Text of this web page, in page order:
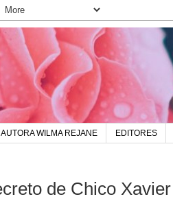
AUTORA WILMA REJANE EDITORES
de Chico Xavier